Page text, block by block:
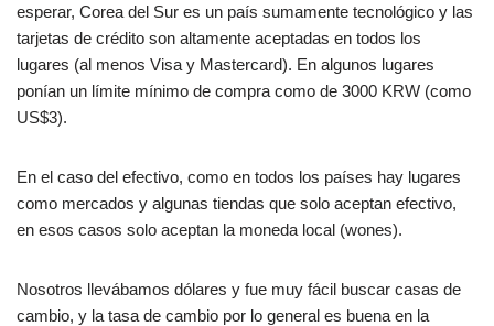
esperar, Corea del Sur es un país sumamente tecnológico y las
tarjetas de crédito son altamente aceptadas en todos los
lugares (al menos Visa y Mastercard). En algunos lugares
ponían un límite mínimo de compra como de 3000 KRW (como
US$3).
En el caso del efectivo, como en todos los países hay lugares
como mercados y algunas tiendas que solo aceptan efectivo,
en esos casos solo aceptan la moneda local (wones).
Nosotros llevábamos dólares y fue muy fácil buscar casas de
cambio, y la tasa de cambio por lo general es buena en la